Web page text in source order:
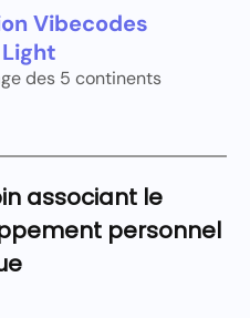
Vibecodes
des 5 continents
associant le
personnel